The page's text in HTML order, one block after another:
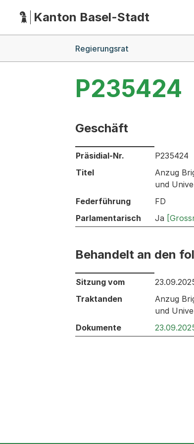
HauptnavigationKanton Basel-Stadt
Regierungsrat
P235424
Geschäft
Informationen zum
Präsidial-Nr.
P235424
Titel
Anzug
und
Federführung
FD
Parlamentarisch
Ja
Behandelt an den
Behandelt an den folgenden
Sitzung vom
Traktanden
Anzug
und
Dokumente